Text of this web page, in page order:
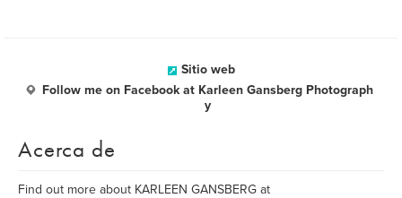
Sitio web
Follow me on Facebook at Karleen Gansberg Photograph
y
Acerca de
Find out more about KARLEEN GANSBERG at